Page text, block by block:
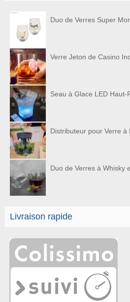
Duo de Verres Super
Verre Jeton de Casino
Seau à Glace LED Haut-
Distributeur pour Verre
Duo de Verres à Whisky
Livraison rapide